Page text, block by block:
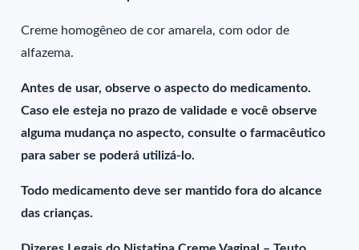
Creme homogêneo de cor amarela, com odor de
alfazema.
Antes de usar, observe o aspecto do medicamento.
Caso ele esteja no prazo de validade e você observe
alguma mudança no aspecto, consulte o farmacêutico
para saber se poderá utilizá-lo.
Todo medicamento deve ser mantido fora do alcance
das crianças.